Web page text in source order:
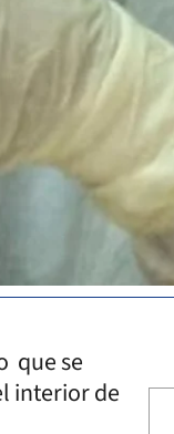
que se
interior de